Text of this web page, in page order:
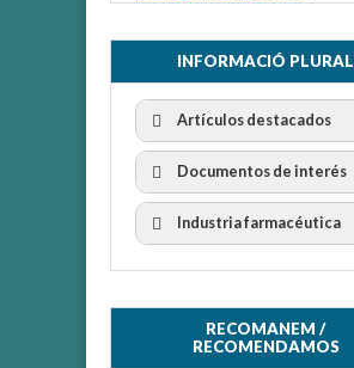
INFORMACIÓ PLURAL
Artículos destacados
Documentos de interés
Industria farmacéutica
RECOMANEM /
RECOMENDAMOS